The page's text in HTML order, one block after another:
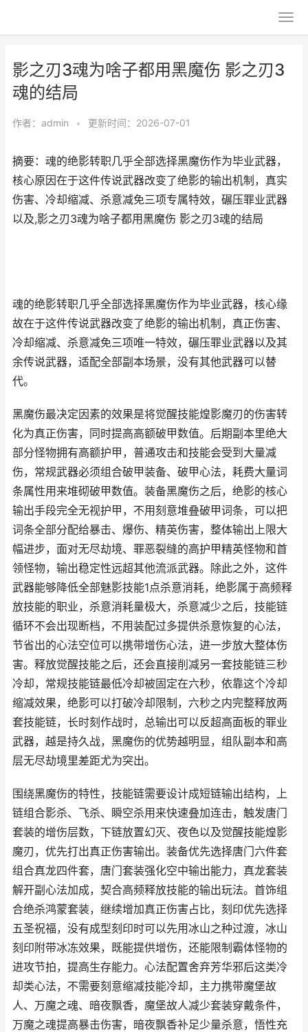
影之刃3魂为啥子都用黑魔伤 影之刃3
魂的结局
作者： admin • 更新时间：2026-07-01
摘要：魂的绝影转职几乎全部选择黑魔伤作为毕业武器，
核心原因在于这件传说武器改变了绝影的输出机制，真实
伤害、冷却缩减、杀意减免三项专属特效，碾压罪业武器
以及,影之刃3魂为啥子都用黑魔伤 影之刃3魂的结局
魂的绝影转职几乎全部选择黑魔伤作为毕业武器，核心缘
故在于这件传说武器改变了绝影的输出机制，真正伤害、
冷却缩减、杀意减免三项唯一特效，碾压罪业武器以及其
余传说武器，适配全部副本场景，没有其他武器可以替
代。
黑魔伤最决定因素的效果是将觉醒技能煌影魔刃的伤害转
化为真正伤害，同时提高高额破甲数值。后期副本里绝大
部分怪物拥有高额护甲，普通攻击和技能会受到大量减
伤，常规武器必须组合破甲装备、破甲心法，耗费大量词
条属性用来堆砌破甲数值。装备黑魔伤之后，绝影的核心
输出手段完全无视护甲，不用刻意堆叠破甲词条，可以把
词条全部分配给暴击、爆伤、精英伤害，整体输出上限大
幅进步，面对无尽劫境、罪恶裂缝的高护甲精英怪物和首
领怪物，输出稳定性远超其他流派武器。除此之外，这件
武器能够降低全部魅影技能1点杀意消耗，绝影属于高频释
放技能的职业，杀意消耗量极大，杀意减少之后，技能链
循环不会出现断档，不用装配过多提供杀意恢复的心法，
节省出的心法空位可以携带增伤心法，进一步放大整体伤
害。释放觉醒技能之后，还会直接削减另一套技能链三秒
冷却，常规技能链最低冷却被固定在六秒，依靠这个冷却
缩减效果，绝影可以打破冷却限制，六秒之内完整释放两
套技能链，长时刻作战时，总输出可以反超高面板的罪业
武器，越是持久战，黑魔伤的优势越明显，组队副本和高
层无尽劫境里差距尤为突出。
围绕黑魔伤的特性，技能链需要设计成短链输出结构，上
链组合影杀、飞杀、瞬空杀用来快速叠加连击，触发唐门
套装的增伤层数，下链放置幻灭、夜色以及觉醒技能煌影
魔刃，优先打出真正伤害输出。装备优先选择唐门六件套
组合真龙四件套，唐门套装强化空中输出能力，真龙套装
解开副心法加成，契合高频释放技能的输出玩法。首饰组
合绝杀鸿蒙套装，继续增加真正伤害占比，刻印优先选择
五圣祝福，没有成型刻印时可以先用冰山之种过渡，冰山
刻印附带冰冻效果，既能提供增伤，还能限制霸体怪物的
进攻节拍，提高生存能力。心法配置舍弃芳华邪后这类冷
却类心法，不需要刻意缩减技能冷却，主力携带魔堡故
人、万魔之魂、暗夜飘香，魔堡故人减少套装穿戴条件，
万魔之魂提高暴击伤害，暗夜飘香补足少量杀意，悟性充